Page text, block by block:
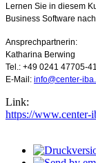
Lernen Sie in diesem
Business Software
Ansprechpartnerin:
Katharina Berwing
Tel.: +49 0241 47705-
E-Mail: info@center-
Link:
https://www.center-